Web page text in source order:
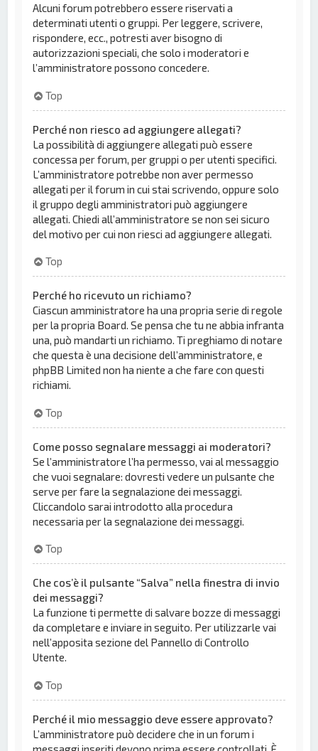
Alcuni forum potrebbero essere riservati a
determinati utenti o gruppi. Per leggere, scrivere,
rispondere, ecc., potresti aver bisogno di
autorizzazioni speciali, che solo i moderatori e
l’amministratore possono concedere.
Top
Perché non riesco ad aggiungere allegati?
La possibilità di aggiungere allegati può essere
concessa per forum, per gruppi o per utenti specifici.
L’amministratore potrebbe non aver permesso
allegati per il forum in cui stai scrivendo, oppure solo
il gruppo degli amministratori può aggiungere
allegati. Chiedi all’amministratore se non sei sicuro
del motivo per cui non riesci ad aggiungere allegati.
Top
Perché ho ricevuto un richiamo?
Ciascun amministratore ha una propria serie di regole
per la propria Board. Se pensa che tu ne abbia infranta
una, può mandarti un richiamo. Ti preghiamo di notare
che questa è una decisione dell’amministratore, e
phpBB Limited non ha niente a che fare con questi
richiami.
Top
Come posso segnalare messaggi ai moderatori?
Se l’amministratore l’ha permesso, vai al messaggio
che vuoi segnalare: dovresti vedere un pulsante che
serve per fare la segnalazione dei messaggi.
Cliccandolo sarai introdotto alla procedura
necessaria per la segnalazione dei messaggi.
Top
Che cos’è il pulsante “Salva” nella finestra di invio
dei messaggi?
La funzione ti permette di salvare bozze di messaggi
da completare e inviare in seguito. Per utilizzarle vai
nell’apposita sezione del Pannello di Controllo
Utente.
Top
Perché il mio messaggio deve essere approvato?
L’amministratore può decidere che in un forum i